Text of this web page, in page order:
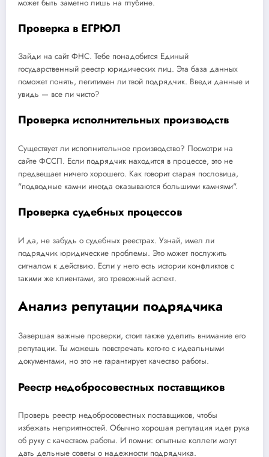
может быть заметно лишь на глубине.
Проверка в ЕГРЮЛ
Зайди на сайт ФНС. Тебе понадобится Единый
государственный реестр юридических лиц. Эта база данных
поможет понять, легитимен ли твой подрядчик. Введи данные и
увидь — все ли чисто?
Проверка исполнительных производств
Существует ли исполнительное производство? Посмотри на
сайте ФССП. Если подрядчик находится в процессе, это не
предвещает ничего хорошего. Как говорит старая пословица,
"подводные камни иногда оказываются большими камнями".
Проверка судебных процессов
И да, не забудь о судебных реестрах. Узнай, имел ли
подрядчик юридические проблемы. Это может послужить
сигналом к действию. Если у него есть истории конфликтов с
такими же клиентами, это тревожный аспект.
Анализ репутации подрядчика
Завершая важные проверки, стоит также уделить внимание его
репутации. Ты можешь повстречать кого-то с идеальными
документами, но это не гарантирует качество работы.
Реестр недобросовестных поставщиков
Проверь реестр недобросовестных поставщиков, чтобы
избежать неприятностей. Обычно хорошая репутация идет рука
об руку с качеством работы. И помни: опытные коллеги могут
дать дельные советы о надежности подрядчика.